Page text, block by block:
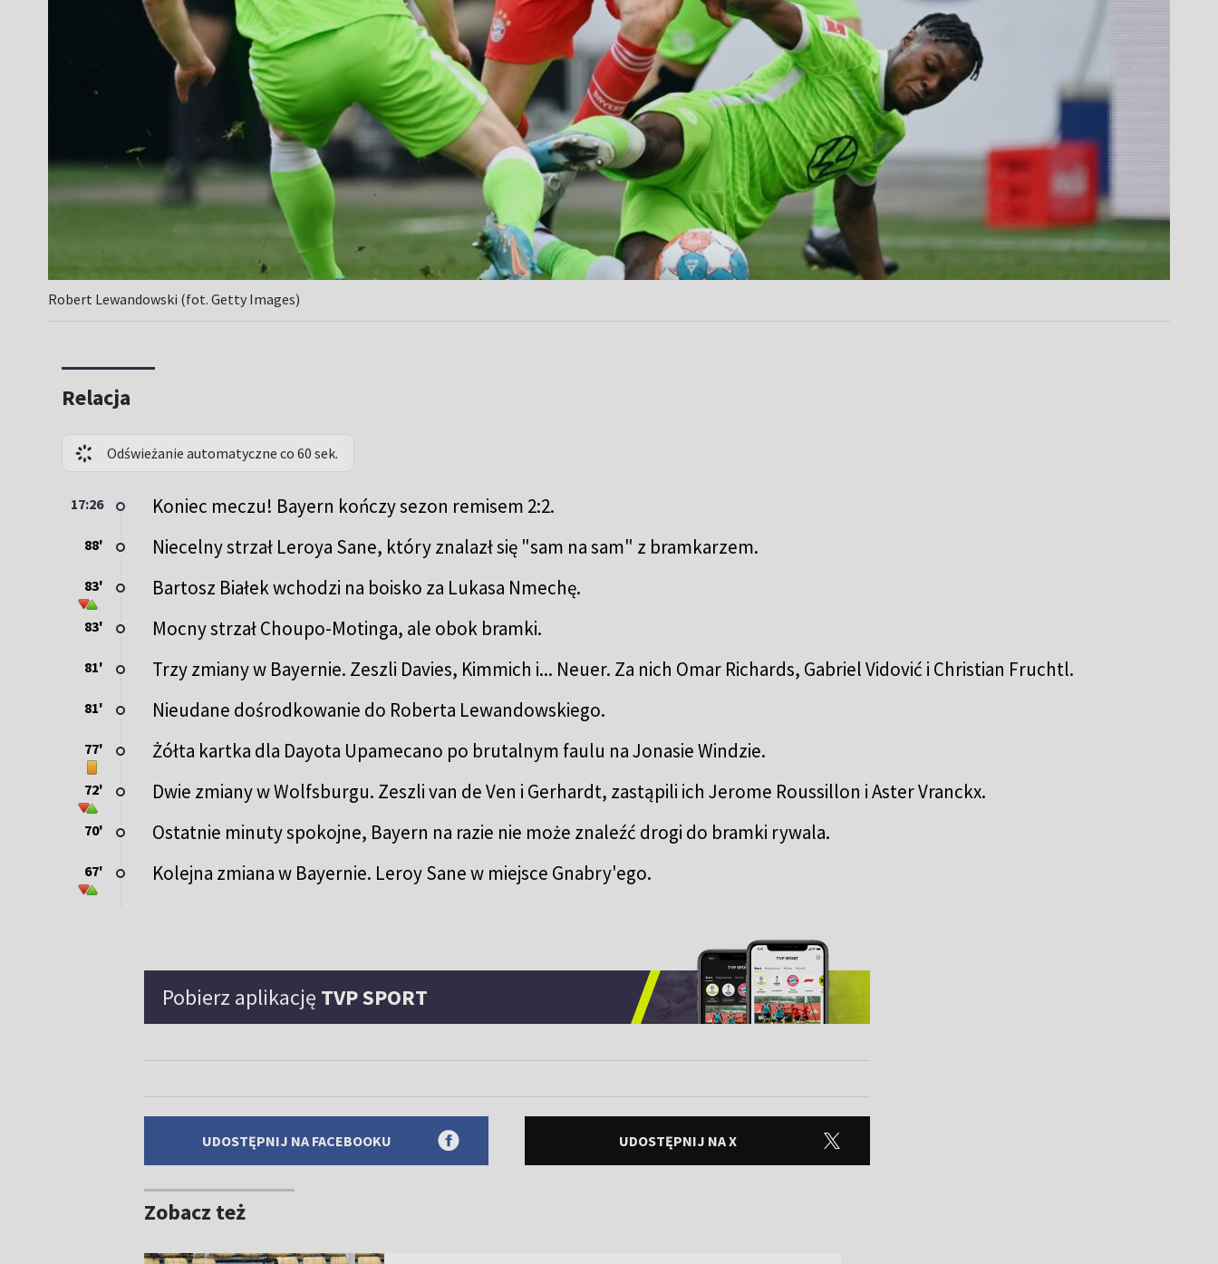
Robert Lewandowski (fot. Getty Images)
Relacja
Odświeżanie automatyczne co 60 sek.
17:26 Koniec meczu! Bayern kończy sezon remisem 2:2.
88' Niecelny strzał Leroya Sane, który znalazł się "sam na sam" z bramkarzem.
83' Bartosz Białek wchodzi na boisko za Lukasa Nmechę.
83' Mocny strzał Choupo-Motinga, ale obok bramki.
81' Trzy zmiany w Bayernie. Zeszli Davies, Kimmich i... Neuer. Za nich Omar Richards, Gabriel Vidović i Christian Fruchtl.
81' Nieudane dośrodkowanie do Roberta Lewandowskiego.
77' Żółta kartka dla Dayota Upamecano po brutalnym faulu na Jonasie Windzie.
72' Dwie zmiany w Wolfsburgu. Zeszli van de Ven i Gerhardt, zastąpili ich Jerome Roussillon i Aster Vranckx.
70' Ostatnie minuty spokojne, Bayern na razie nie może znaleźć drogi do bramki rywala.
67' Kolejna zmiana w Bayernie. Leroy Sane w miejsce Gnabry'ego.
Pobierz aplikację TVP SPORT
UDOSTĘPNIJ NA FACEBOOKU UDOSTĘPNIJ NA X
Zobacz też